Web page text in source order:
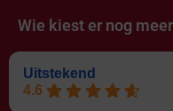
Wie kiest er nog
Uitstekend
4.6